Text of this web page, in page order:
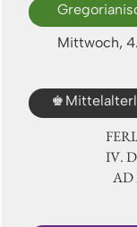
Mittwoch,
♚
Ⅳ.